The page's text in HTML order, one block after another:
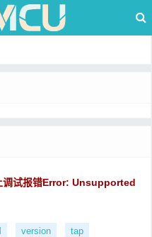
调试报错Error: Unsupported
version tap